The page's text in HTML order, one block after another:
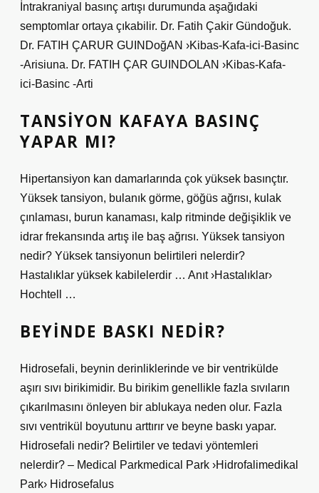
İntrakraniyal basınç artışı durumunda aşağıdaki
semptomlar ortaya çıkabilir. Dr. Fatih Çakir Gündoğuk.
Dr. FATIH ÇARUR GUINDoğAN ›Kibas-Kafa-ici-Basinc
-Arisiuna. Dr. FATIH ÇAR GUINDOLAN ›Kibas-Kafa-
ici-Basinc -Arti
TANSIYON KAFAYA BASINÇ
YAPAR MI?
Hipertansiyon kan damarlarında çok yüksek basınçtır.
Yüksek tansiyon, bulanık görme, göğüs ağrısı, kulak
çınlaması, burun kanaması, kalp ritminde değişiklik ve
idrar frekansında artış ile baş ağrısı. Yüksek tansiyon
nedir? Yüksek tansiyonun belirtileri nelerdir?
Hastalıklar yüksek kabilelerdir … Anıt ›Hastalıklar›
Hochtell …
BEYINDE BASKI NEDIR?
Hidrosefali, beynin derinliklerinde ve bir ventrikülde
aşırı sıvı birikimidir. Bu birikim genellikle fazla sıvıların
çıkarılmasını önleyen bir ablukaya neden olur. Fazla
sıvı ventrikül boyutunu arttırır ve beyne baskı yapar.
Hidrosefali nedir? Belirtiler ve tedavi yöntemleri
nelerdir? – Medical Parkmedical Park ›Hidrofalimedikal
Park› Hidrosefalus